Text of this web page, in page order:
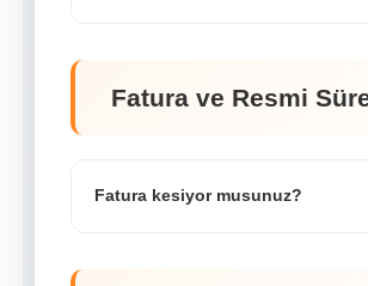
Fatura ve Resmi
Fatura kesiyor musunuz?